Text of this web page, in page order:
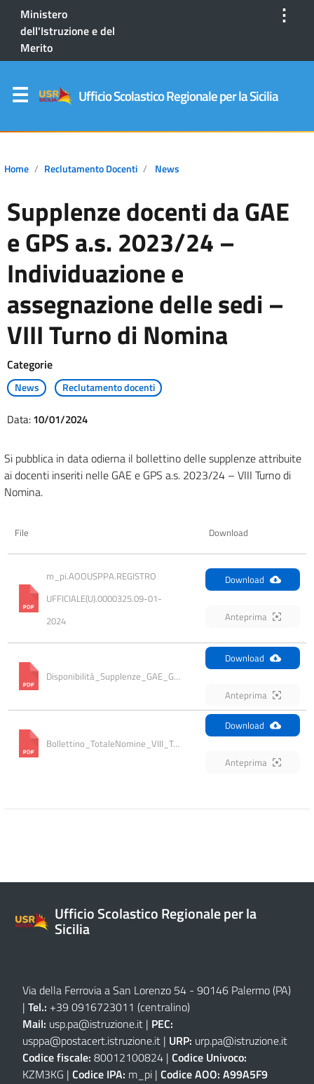
Ministero
dell'Istruzione e del
Merito
⋮
Ufficio Scolastico Regionale per la Sicilia
Home Reclutamento Docenti News
Supplenze docenti da GAE
e GPS a.s. 2023/24 –
Individuazione e
assegnazione delle sedi –
VIII Turno di Nomina
Categorie
News Reclutamento docenti
Data:10/01/2024
Si pubblica in data odierna il bollettino delle supplenze attribuite
ai docenti inseriti nelle GAE e GPS a.s. 2023/24 – VIII Turno di
Nomina.
File Download
m_pi.AOOUSPPA.REGISTRO
UFFICIALE(U).0000325.09-01-
2024
Download
Anteprima
Disponibilità_Supplenze_GAE_GPS_VIII_Turno
Download
Anteprima
Bollettino_TotaleNomine_VIII_Turno_
Download
Anteprima
Ufficio Scolastico Regionale per la
Sicilia
Via della Ferrovia a San Lorenzo 54 - 90146 Palermo (PA)
| Tel.: +39 0916723011 (centralino)
Mail: usp.pa@istruzione.it | PEC:
usppa@postacert.istruzione.it | URP: urp.pa@istruzione.it
Codice fiscale: 80012100824 | Codice Univoco:
KZM3KG | Codice IPA: m_pi | Codice AOO: A99A5F9